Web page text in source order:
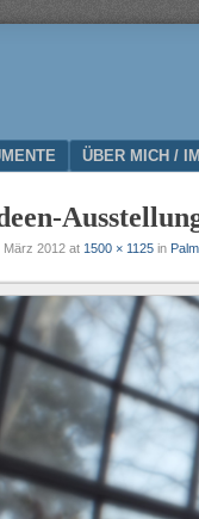
ÜBER MICH /
März 2012 at 1500 × 1125 in